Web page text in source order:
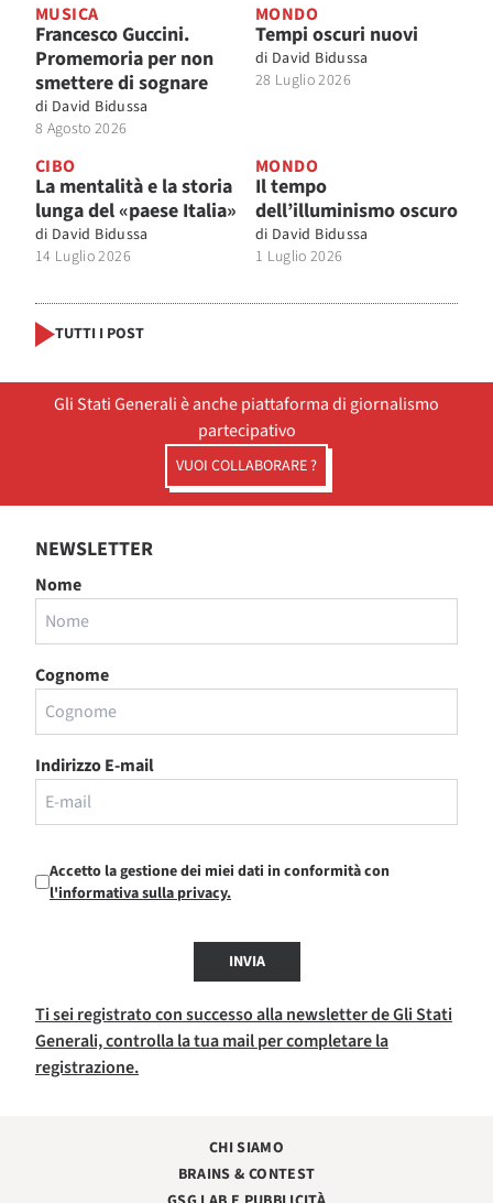
MUSICA
Francesco Guccini.
Promemoria per non
smettere di sognare
di David Bidussa
8 Agosto 2026
MONDO
Tempi oscuri nuovi
di David Bidussa
28 Luglio 2026
CIBO
La mentalità e la storia
lunga del «paese Italia»
di David Bidussa
14 Luglio 2026
MONDO
Il tempo
dell’illuminismo oscuro
di David Bidussa
1 Luglio 2026
TUTTI I POST
Gli Stati Generali è anche piattaforma di giornalismo
partecipativo
VUOI COLLABORARE ?
NEWSLETTER
Nome
Cognome
Indirizzo E-mail
Accetto la gestione dei miei dati in conformità con
l'informativa sulla privacy.
INVIA
Ti sei registrato con successo alla newsletter de Gli Stati
Generali, controlla la tua mail per completare la
registrazione.
CHI SIAMO
BRAINS & CONTEST